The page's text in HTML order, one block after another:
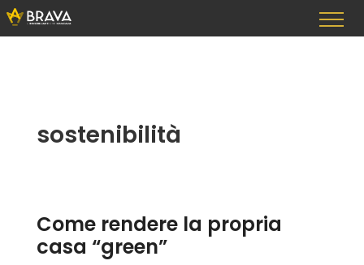
Vai
al
contenuto
sostenibilità
Come rendere la propria
casa “green”